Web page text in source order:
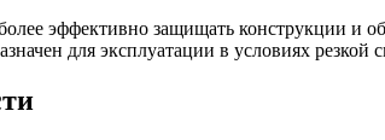
эффективно защищать конструкции и
для эксплуатации в условиях